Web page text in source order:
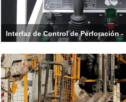
Interfaz de Control de Perforación -
en el sitio al mover al perforador lejos